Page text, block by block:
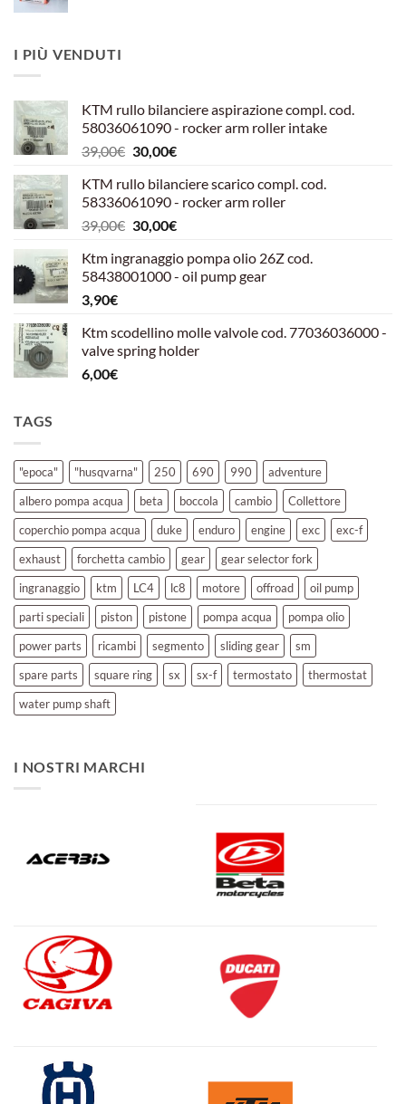
I PIÙ VENDUTI
KTM rullo bilanciere aspirazione compl. cod.
58036061090 - rocker arm roller intake
39,00€ Il
originale
era:
39,00€.
30,00€Il
attuale
è:
30,00€.
KTM rullo bilanciere scarico compl. cod.
58336061090 - rocker arm roller
39,00€ Il
originale
era:
30,00€Il
attuale
è:
Ktm ingranaggio pompa olio 26Z cod.
58438001000 - oil pump gear
3,90€
Ktm scodellino molle valvole cod. 77036036000 -
valve spring holder
6,00€
TAGS
"epoca" "husqvarna" 250 690 990
adventure
albero pompa acqua
beta boccola cambio
Collettore
coperchio pompa acqua
duke enduro engine exc
exc-f
exhaust
forchetta cambio gear
gear selector fork
ingranaggio
ktm LC4 lc8 motore offroad
oil pump
parti speciali
piston pistone pompa acqua
pompa olio
power parts
ricambi segmento sliding gear
sm
spare parts
square ring sx sx-f termostato
thermostat
water pump shaft
I NOSTRI MARCHI